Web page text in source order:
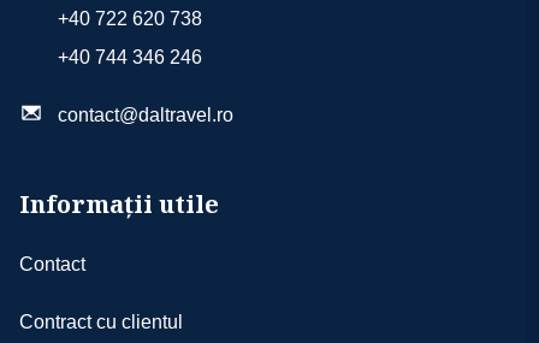
+40 722 620 738
+40 744 346 246
contact@daltravel.ro
Informații utile
Contact
Contract cu clientul